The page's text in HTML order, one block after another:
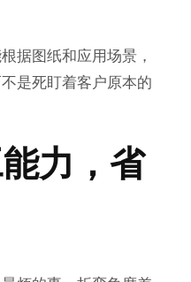
据图纸和应用场景，
是死盯着客户原本的
力，省